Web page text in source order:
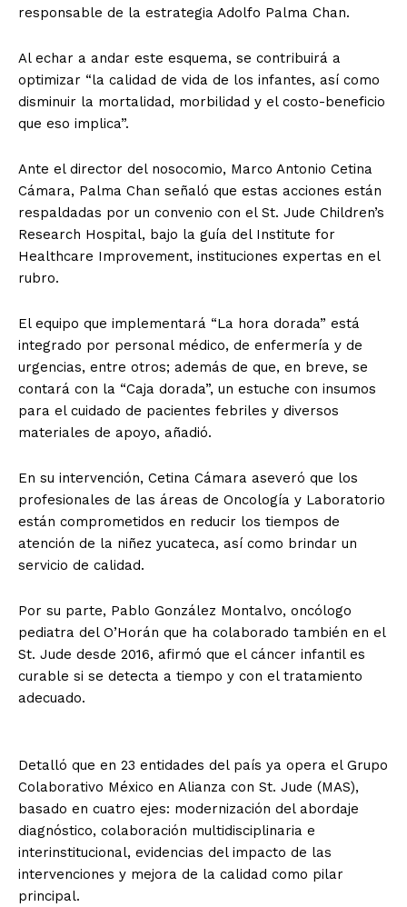
responsable de la estrategia Adolfo Palma Chan.
Al echar a andar este esquema, se contribuirá a
optimizar “la calidad de vida de los infantes, así como
disminuir la mortalidad, morbilidad y el costo-beneficio
que eso implica”.
Ante el director del nosocomio, Marco Antonio Cetina
Cámara, Palma Chan señaló que estas acciones están
respaldadas por un convenio con el St. Jude Children’s
Research Hospital, bajo la guía del Institute for
Healthcare Improvement, instituciones expertas en el
rubro.
El equipo que implementará “La hora dorada” está
integrado por personal médico, de enfermería y de
urgencias, entre otros; además de que, en breve, se
contará con la “Caja dorada”, un estuche con insumos
para el cuidado de pacientes febriles y diversos
materiales de apoyo, añadió.
En su intervención, Cetina Cámara aseveró que los
profesionales de las áreas de Oncología y Laboratorio
están comprometidos en reducir los tiempos de
atención de la niñez yucateca, así como brindar un
servicio de calidad.
Por su parte, Pablo González Montalvo, oncólogo
pediatra del O’Horán que ha colaborado también en el
St. Jude desde 2016, afirmó que el cáncer infantil es
curable si se detecta a tiempo y con el tratamiento
adecuado.
Detalló que en 23 entidades del país ya opera el Grupo
Colaborativo México en Alianza con St. Jude (MAS),
basado en cuatro ejes: modernización del abordaje
diagnóstico, colaboración multidisciplinaria e
interinstitucional, evidencias del impacto de las
intervenciones y mejora de la calidad como pilar
principal.